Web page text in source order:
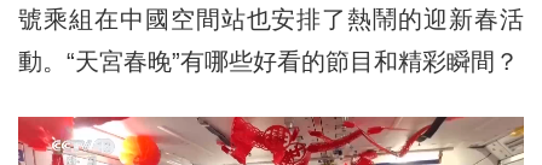
號乘組在中國空間站也安排了熱鬧的迎新春活
動。“天宮春晚”有哪些好看的節目和精彩瞬間？